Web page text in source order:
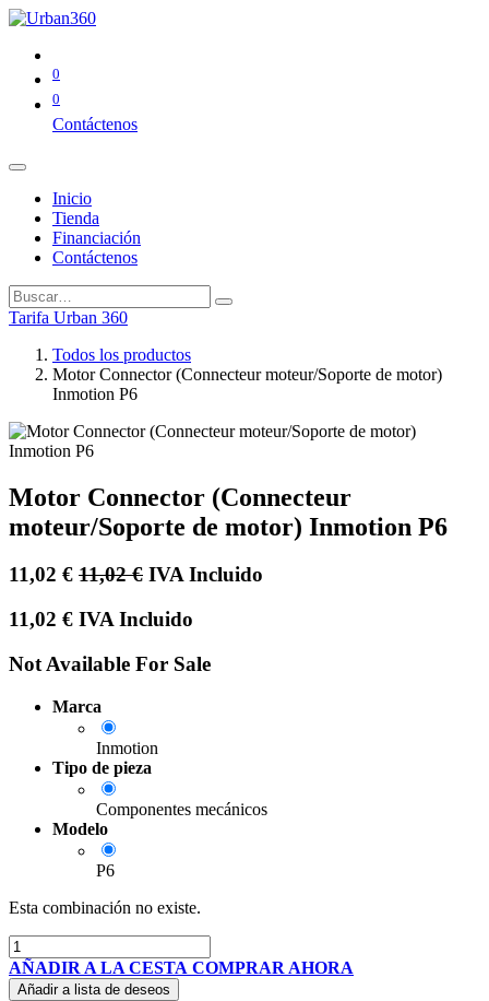
0
0
Contáctenos
Inicio
Tienda
Financiación
Contáctenos
Tarifa Urban 360
Todos los productos
Motor Connector (Connecteur moteur/Soporte de motor)
Inmotion P6
Motor Connector (Connecteur
moteur/Soporte de motor) Inmotion P6
11,02 € 11,02€ IVA Incluido
11,02 € IVA Incluido
Not Available For Sale
Marca
Inmotion
Tipo de pieza
Componentes mecánicos
Modelo
P6
Esta combinación no existe.
AÑADIR A LA CESTA COMPRAR AHORA
Añadir a lista de deseos